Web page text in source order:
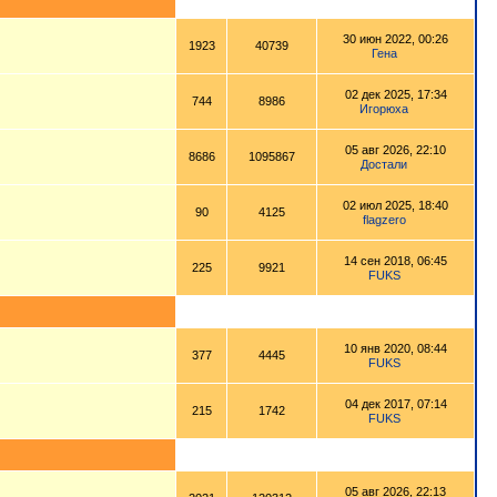
1923 40739
30 июн 2022, 00:26
Гена
744 8986
02 дек 2025, 17:34
Игорюха
8686 1095867
05 авг 2026, 22:10
Достали
90 4125
02 июл 2025, 18:40
flagzero
225 9921
14 сен 2018, 06:45
FUKS
377 4445
10 янв 2020, 08:44
FUKS
215 1742
04 дек 2017, 07:14
FUKS
05 авг 2026, 22:13